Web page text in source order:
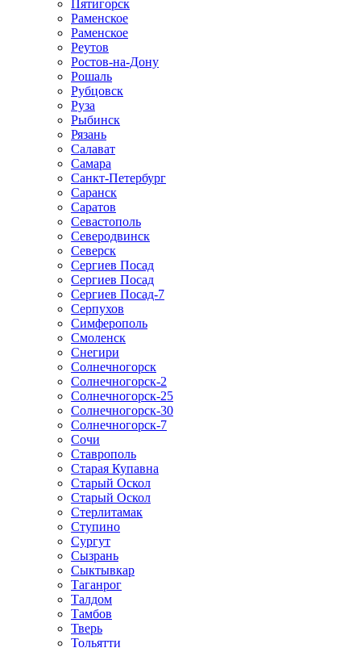
Пятигорск
Раменское
Раменское
Реутов
Ростов-на-Дону
Рошаль
Рубцовск
Руза
Рыбинск
Рязань
Салават
Самара
Санкт-Петербург
Саранск
Саратов
Севастополь
Северодвинск
Северск
Сергиев Посад
Сергиев Посад
Сергиев Посад-7
Серпухов
Симферополь
Смоленск
Снегири
Солнечногорск
Солнечногорск-2
Солнечногорск-25
Солнечногорск-30
Солнечногорск-7
Сочи
Ставрополь
Старая Купавна
Старый Оскол
Старый Оскол
Стерлитамак
Ступино
Сургут
Сызрань
Сыктывкар
Таганрог
Талдом
Тамбов
Тверь
Тольятти